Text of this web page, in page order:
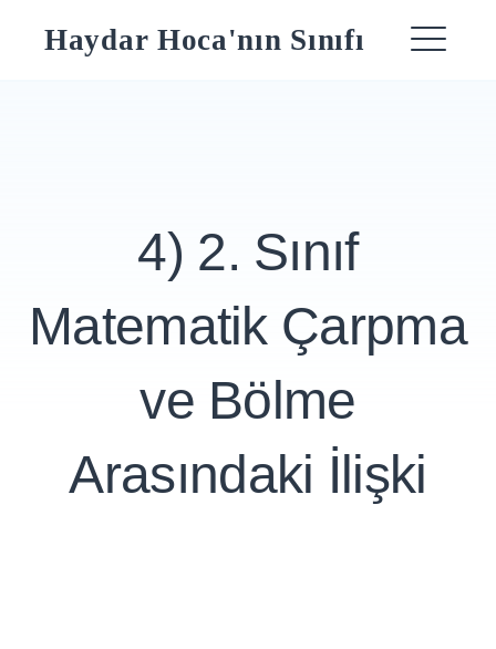
Haydar Hoca'nın Sınıfı
4) 2. Sınıf
Matematik Çarpma
ve Bölme
Arasındaki İlişki